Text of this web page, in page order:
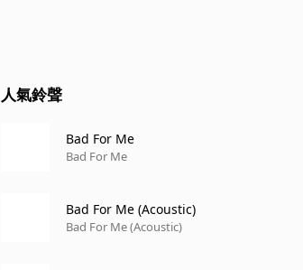
人氣鈴聲
Bad For Me
Bad For Me
Bad For Me (Acoustic)
Bad For Me (Acoustic)